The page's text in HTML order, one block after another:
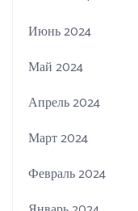
Июнь 2024
Май 2024
Апрель 2024
Март 2024
Февраль 2024